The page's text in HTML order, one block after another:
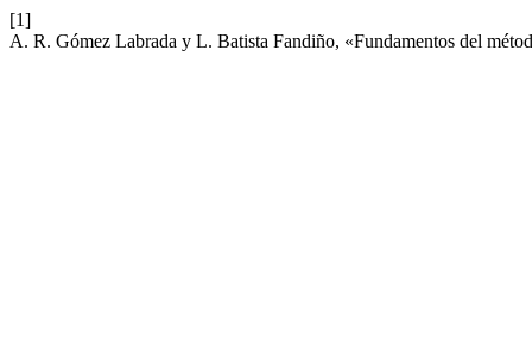
[1]
A. R. Gómez Labrada y L. Batista Fandiño, «Fundamentos del